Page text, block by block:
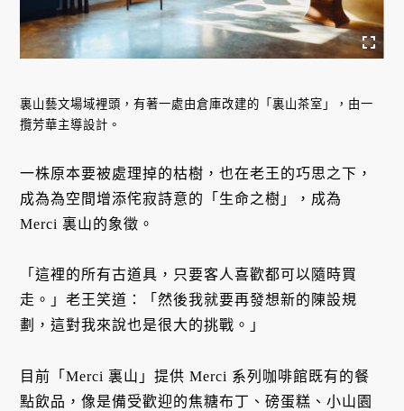
裏山藝文場域裡頭，有著一處由倉庫改建的「裏山茶室」，由一
攬芳華主導設計。
一株原本要被處理掉的枯樹，也在老王的巧思之下，
成為為空間增添侘寂詩意的「生命之樹」，成為
Merci 裏山的象徵。
「這裡的所有古道具，只要客人喜歡都可以隨時買
走。」老王笑道：「然後我就要再發想新的陳設規
劃，這對我來說也是很大的挑戰。」
目前「Merci 裏山」提供 Merci 系列咖啡館既有的餐
點飲品，像是備受歡迎的焦糖布丁、磅蛋糕、小山園